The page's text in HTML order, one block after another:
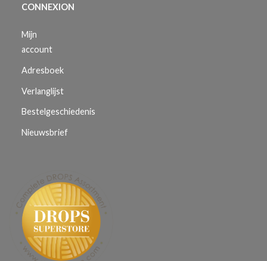
CONNEXION
Mijn
account
Adresboek
Verlanglijst
Bestelgeschiedenis
Nieuwsbrief